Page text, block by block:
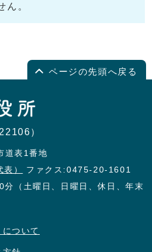
ん。
ページの先頭へ戻る
）
道表1番地
）
ファクス:0475-20-1601
（土曜日、日曜日、休日、年末
ついて